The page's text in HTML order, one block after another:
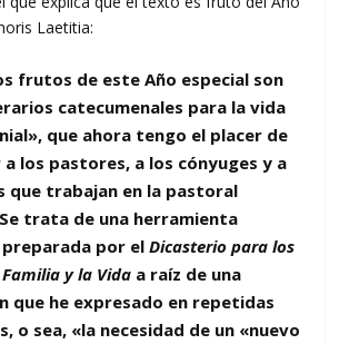
Laetitia:
frutos de este Año especial son
catecumenales para la vida
que ahora tengo el placer de
los pastores, a los cónyuges y a
que trabajan en la pastoral
trata de una herramienta
por elDicasterio para los
y la Vida a raíz de una
que he expresado en repetidas
o sea, «la necesidad de un «nuevo